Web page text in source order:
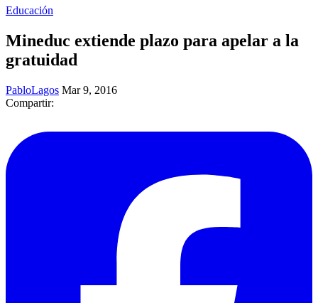
Educación
Mineduc extiende plazo para apelar a la
gratuidad
PabloLagos Mar 9, 2016
Compartir: